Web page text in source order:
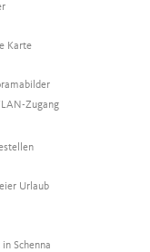
Karte
Zugang
Urlaub
in Schenna